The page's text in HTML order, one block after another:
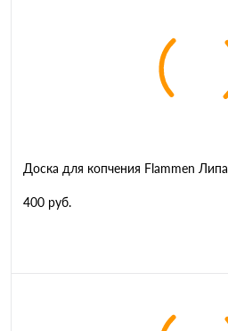
Доска для копчения Flammen Липа
400 руб.